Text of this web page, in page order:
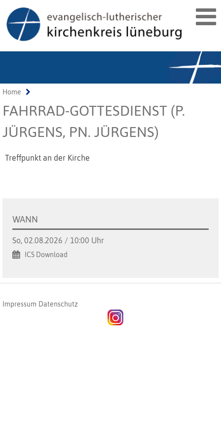
Home
FAHRRAD-GOTTESDIENST (P.
JÜRGENS, PN. JÜRGENS)
Treffpunkt an der Kirche
WANN
So, 02.08.2026 / 10:00 Uhr
ICS Download
Impressum Datenschutz